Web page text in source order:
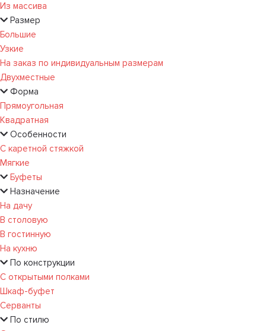
Из массива
Размер
Большие
Узкие
На заказ по индивидуальным размерам
Двухместные
Форма
Прямоугольная
Квадратная
Особенности
С каретной стяжкой
Мягкие
Буфеты
Назначение
На дачу
В столовую
В гостинную
На кухню
По конструкции
С открытыми полками
Шкаф-буфет
Серванты
По стилю